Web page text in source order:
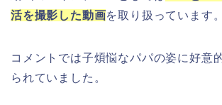
活を撮影した動画を取り扱っています。
コメントでは子煩悩なパパの姿に好意
られていました。